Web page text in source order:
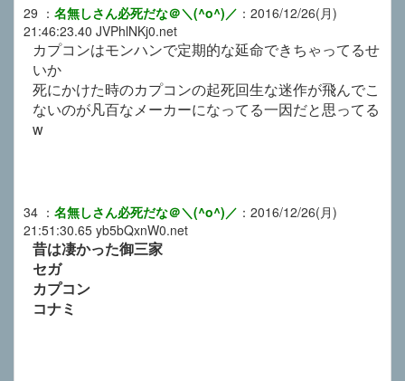
29 ： 名無しさん必死だな＠＼(^o^)／ ： 2016/12/26(月)
21:46:23.40 JVPhlNKj0.net
カプコンはモンハンで定期的な延命できちゃってるせ
いか
死にかけた時のカプコンの起死回生な迷作が飛んでこ
ないのが凡百なメーカーになってる一因だと思ってる
w
34 ： 名無しさん必死だな＠＼(^o^)／ ： 2016/12/26(月)
21:51:30.65 yb5bQxnW0.net
昔は凄かった御三家
セガ
カプコン
コナミ